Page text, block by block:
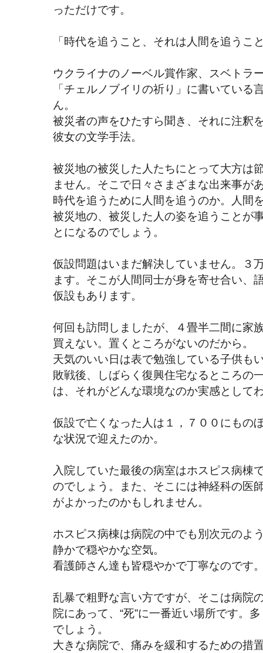
っただけです。
「時代を追うこと、それは人間を追うこ
ウクライナのノーベル賞作家、スベトラ
「チェルノブイリの祈り」に書いている
ん。
被災者の声をひたすら聞き、それに注釈
彼女の文学手法。
被災地の被災した人たちにとって大方は
ません。そこで日々さまざまな出来事が
時代を追うために人間を追うのか。人間
被災地の、被災した人の姿を追うことが
とになるのでしょう。
仮設問題はいまだ解決していません。３
ます。そこが人間同士が身を寄せ合い、
仮設もあります。
何回も訪問しましたが、４畳半二間に家
買えない。置くところがないのだから。
天気のいい日は表で勉強している子供も
敗戦後、しばらく復興住宅なるところの
は、それがどんな環境なのか実感として
仮設で亡くなった人は１，７００にもの
な状況で迎えたのか。
入院していた最後の病室はホスピス病棟
のでしょう。また、そこには神経科の医
がよかったのかもしれません。
ホスピス病棟は病院の中でも別次元のよ
静かで穏やかな空気。
看護師さん達も皆穏やかで丁寧なのです
乱暴で粗野な言い方ですが、そこは病院
院にあって、“死”に一番近い場所です。
でしょう。
大きな病院で、痛みを緩和するための措